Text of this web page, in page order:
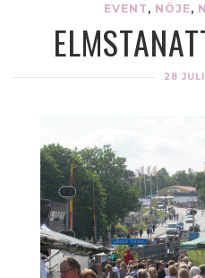
EVENT , NÖJE,
28